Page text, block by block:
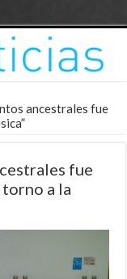
ancestrales fue
fue
a la